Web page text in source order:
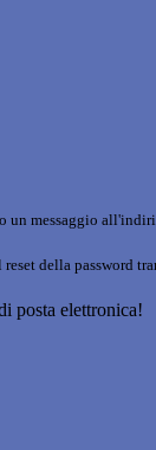
un messaggio
della password
posta elettronica!